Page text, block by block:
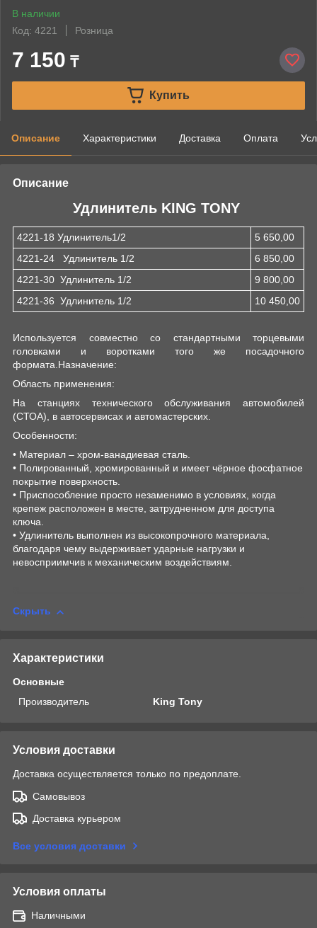
В наличии
Код: 4221
Розница
7 150 ₸
Купить
Описание Характеристики Доставка Оплата
Описание
Удлинитель KING TONY
4221-18 Удлинитель1/2
5 650,00
4221-24 Удлинитель 1/2
6 850,00
4221-30 Удлинитель 1/2
9 800,00
4221-36 Удлинитель 1/2
10 450,00
Используется совместно со стандартными торцевыми
головками и воротками того же посадочного
формата.Назначение:
Область применения:
На станциях технического обслуживания автомобилей
(СТОА), в автосервисах и автомастерских.
Особенности:
• Материал – хром-ванадиевая сталь.
• Полированный, хромированный и имеет чёрное фосфатное
покрытие поверхность.
• Приспособление просто незаменимо в условиях, когда
крепеж расположен в месте, затрудненном для доступа
ключа.
• Удлинитель выполнен из высокопрочного материала,
благодаря чему выдерживает ударные нагрузки и
невосприимчив к механическим воздействиям.
Скрыть
Характеристики
Основные
Производитель
King Tony
Условия доставки
Доставка осуществляется только по предоплате.
Самовывоз
Доставка курьером
Все условия доставки
Условия оплаты
Наличными